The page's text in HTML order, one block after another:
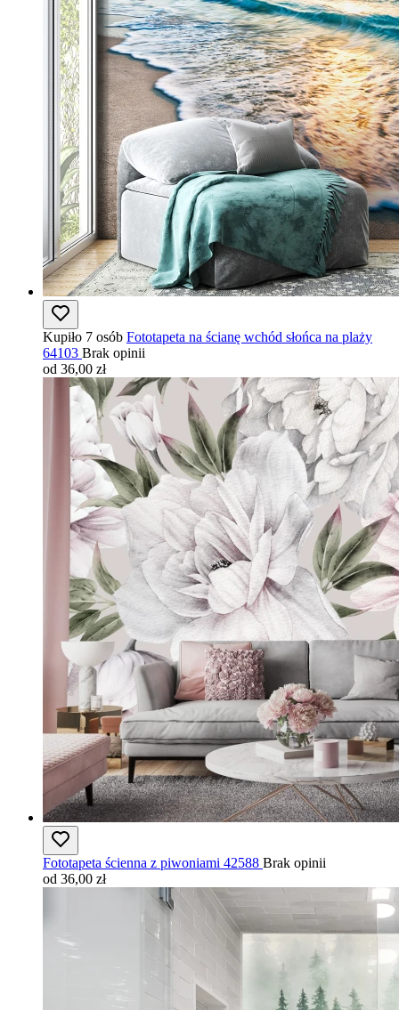
Kupiło 7 osób Fototapeta na ścianę wchód słońca na plaży
64103 Brak opinii
od 36,00 zł
Fototapeta ścienna z piwoniami 42588 Brak opinii
od 36,00 zł